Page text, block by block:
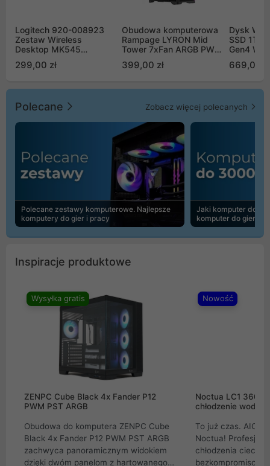
Logitech 920-008923
Zestaw Wireless
Desktop MK545
299,00 zł
Obudowa komputerowa
Rampage LYRON Mid
Tower 7xFan ARGB PWM
399,00 zł
Dysk WD
SSD 1TB
Gen4
669,00
Polecane Zobacz więcej polecanych
Polecane zestawy komputerowe. Najlepsze
komputery do gier i pracy
Jaki komputer do
komputer do gier |
Inspiracje produktowe
Wysyłka gratis
ZENPC Cube Black 4x Fander P12
PWM PST ARGB
Obudowa do komputera ZENPC Cube
Black 4x Fander P12 PWM PST ARGB
zachwyca panoramicznym widokiem
dzięki dwóm panelom z hartowanego
Nowość
Noctua LC1
chłodzenie wodne
To już czas. AIO
Noctua!
chłodzenia cieczą